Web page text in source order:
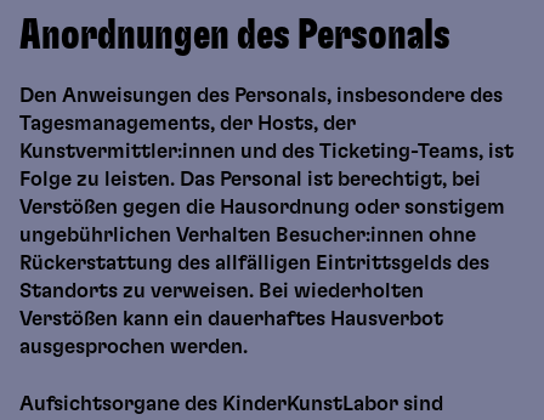
Anordnungen des Personals
Den Anweisungen des Personals, insbesondere des
Tagesmanagements, der Hosts, der
Kunstvermittler:innen und des Ticketing-Teams, ist
Folge zu leisten. Das Personal ist berechtigt, bei
Verstößen gegen die Hausordnung oder sonstigem
ungebührlichen Verhalten Besucher:innen ohne
Rückerstattung des allfälligen Eintrittsgelds des
Standorts zu verweisen. Bei wiederholten
Verstößen kann ein dauerhaftes Hausverbot
ausgesprochen werden.
Aufsichtsorgane des KinderKunstLabor sind